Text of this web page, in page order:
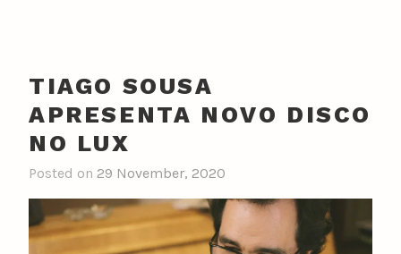
TIAGO SOUSA
APRESENTA NOVO DISCO
NO LUX
Posted on 29 November, 2020